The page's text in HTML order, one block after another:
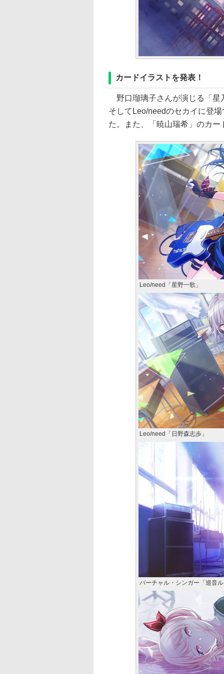
カードイラストを発表！
野口瑠璃子さんが演じる「星
そしてLeo/needのセカイに登
た。また、「暁山瑞希」のカ
Leo/need「星野一歌」
Leo/need「日野森志歩」
バーチャル・シンガー「巡音